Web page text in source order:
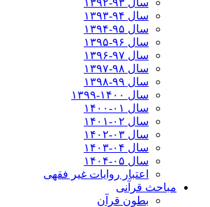
سال ۹۳-۱۳۹۲
سال ۹۴-۱۳۹۳
سال ۹۵-۱۳۹۴
سال ۹۶-۱۳۹۵
سال ۹۷-۱۳۹۶
سال ۹۸-۱۳۹۷
سال ۹۹-۱۳۹۸‍
سال ۱۴۰۰-۱۳۹۹
سال ۰۱-۱۴۰۰
سال ۰۲-۱۴۰۱
سال ۰۳-۱۴۰۲
سال ۰۴-۱۴۰۳
سال ۰۵-۱۴۰۴
اعتبار روایات غیر فقهی
مباحث قرآنی
بطون قرآن